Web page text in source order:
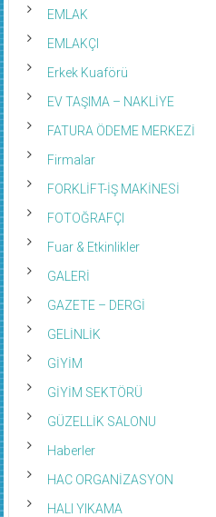
EMLAK
EMLAKÇI
Erkek Kuaförü
EV TAŞIMA – NAKLİYE
FATURA ÖDEME MERKEZİ
Firmalar
FORKLİFT-İŞ MAKİNESİ
FOTOĞRAFÇI
Fuar & Etkinlikler
GALERİ
GAZETE – DERGİ
GELİNLİK
GİYİM
GİYİM SEKTÖRÜ
GÜZELLİK SALONU
Haberler
HAC ORGANİZASYON
HALI YIKAMA